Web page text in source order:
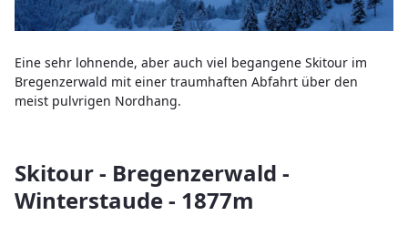
Eine sehr lohnende, aber auch viel begangene Skitour im
Bregenzerwald mit einer traumhaften Abfahrt über den
meist pulvrigen Nordhang.
Skitour - Bregenzerwald -
Winterstaude - 1877m